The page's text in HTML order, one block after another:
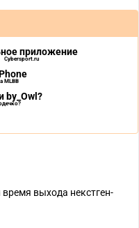
приложение
Cybersport.ru
MLBB
by_Owl?
выхода некстген-